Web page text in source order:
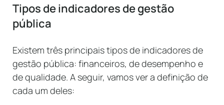
Tipos de indicadores de gestão
pública
Existem três principais tipos de indicadores de
gestão pública: financeiros, de desempenho e
de qualidade. A seguir, vamos ver a definição de
cada um deles: